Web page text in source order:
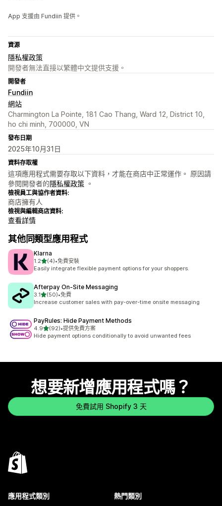
App 支援由 Fundiin 提供。
資源
隱私權政策
開發者無法直接以繁體中文提供支援。
開發者
Fundiin
網站
Charmington La Pointe, 181 Cao Thang, Ward 12, District 10,
ho chi minh, 700000, VN
發布日期
2025年10月31日
資料存取權
這項應用程式需要存取以下資料，才能在商店中正常運作。 原因請
參閱開發者的隱私權政策 。
檢視員工與協作者資料:
商店擁有人
檢視與編輯商店資料:
查看詳情
其他同類型應用程式
Klarna
1.2滿分 5 顆星
(4)
共有 4 則評價
•免費安裝
Easily integrate flexible payment options for your shoppers.
Afterpay On‑Site Messaging
3.1滿分 5 顆星
(50)
共有 50 則評價
•免費
Increase customer sales with pay-over-time onsite messaging
PayRules: Hide Payment Methods
4.9滿分 5 顆星
(92)
共有 92 則評價
•提供免費方案
Hide payment options conditionally to avoid unwanted fees
想要新增應用程式嗎？
免費試用 Shopify 3 天
應用程式類別 熱門類別